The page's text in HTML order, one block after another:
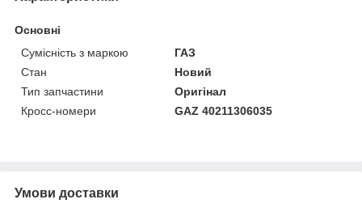
Основні
Сумісність з маркою
ГАЗ
Стан
Новий
Тип запчастини
Оригінал
Кросс-номери
GAZ 40211306035
Умови доставки